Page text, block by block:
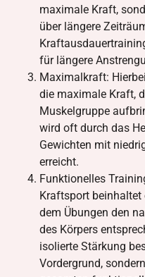
maximale Kraft,
über längere
für längere
Maximalkraft:
die maximale Kraft,
Muskelgruppe
wird oft durch das
Gewichten mit
erreicht.
Funktionelles
Kraftsport
dem Übungen den
des Körpers
isolierte Stärkung
Vordergrund,